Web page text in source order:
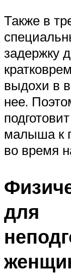
Также в
задержку
выдохи в
нее.
малыша к
во время
для